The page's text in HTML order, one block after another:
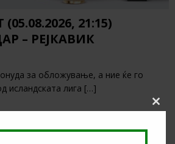
21:15)
– РЕЈКАВИК
за обложување, а ние ќе го
исландската лига […]
Close